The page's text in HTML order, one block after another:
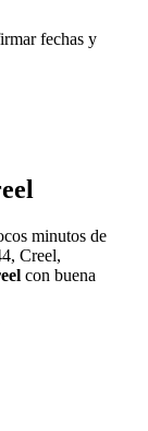
fechas y
minutos de
Creel,
con buena